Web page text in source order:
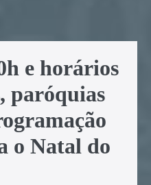
e horários
paróquias
o Natal do